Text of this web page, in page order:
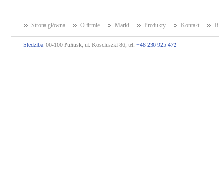
Strona główna O firmie Marki Produkty Kontakt
Siedziba: 06-100 Pułtusk, ul. Kosciuszki 86, tel. +48 236 925 472